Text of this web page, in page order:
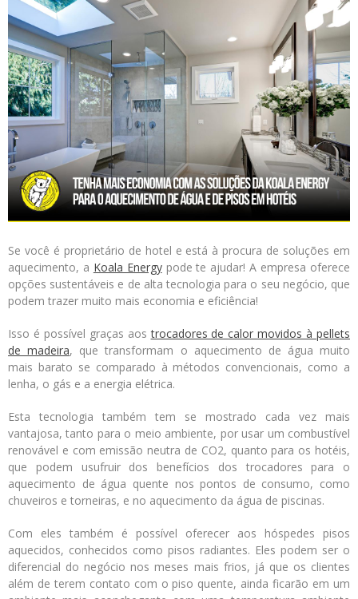
Se você é proprietário de hotel e está à procura de soluções em
aquecimento, a Koala Energypode te ajudar! A empresa oferece
opções sustentáveis e de alta tecnologia para o seu negócio, que
podem trazer muito mais economia e eficiência!
Isso é possível graças aostrocadores de calor movidos à pellets
de madeira, que transformam o aquecimento de água muito
mais barato se comparado à métodos convencionais, como a
lenha, o gás e a energia elétrica.
Esta tecnologia também tem se mostrado cada vez mais
vantajosa, tanto para o meio ambiente, por usar um combustível
renovável e com emissão neutra de CO2, quanto para os hotéis,
que podem usufruir dos benefícios dos trocadores para o
aquecimento de água quente nos pontos de consumo, como
chuveiros e torneiras, e no aquecimento da água de piscinas.
Com eles também é possível oferecer aos hóspedes pisos
aquecidos, conhecidos como pisos radiantes. Eles podem ser o
diferencial do negócio nos meses mais frios, já que os clientes
além de terem contato com o piso quente, ainda ficarão em um
Atendimento
Blog
Denúncias
Relatório Transparência
Trabalhe Conosco